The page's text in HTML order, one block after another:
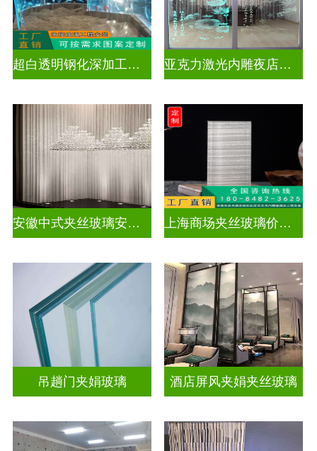
超白透明钢化深加工激光内雕玻璃 亚克力激光内雕夜店餐厅装饰
安徽中式夹丝玻璃安装厂家 上海商场夹丝玻璃价钱多少
吊趟门夹娟玻璃 酒店屏风夹娟夹丝玻璃